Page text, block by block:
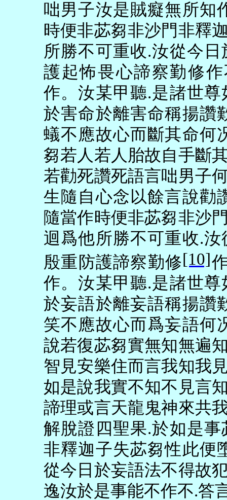
咄男子汝是賊癡無所知
時便非苾芻非沙門非釋
所勝不可重收.汝從今日
護起怖畏心諦察勤修
作。汝某甲聽.是諸世尊
於害命於離害命稱揚讚
蟻不應故心而斷其命何
芻若人若人胎故自手斷
若勸死讚死語言咄男子
生隨自心念以餘言說勸
隨當作時便非苾芻非沙
迴爲他所勝不可重收.汝
殷重防護諦察勤修[10]
作。汝某甲聽.是諸世尊
於妄語於離妄語稱揚讚
笑不應故心而爲妄語何
說若復苾芻實無知無遍
智見安樂住而言我知我
如是說我實不知不見言
諦理或言天龍鬼神來共
解脫證四聖果.於如是事
非釋迦子失苾芻性此便
從今日於妄語法不得故
逸汝於是事能不作不.答